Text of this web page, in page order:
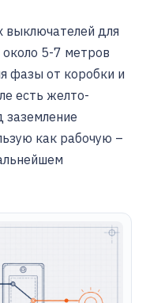
выключателей для
5-7 метров
фазы от коробки и
есть желто-
заземление
как рабочую –